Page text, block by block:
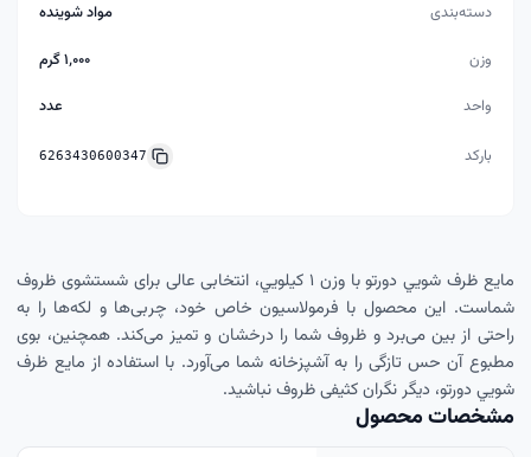
دسته‌بندی
مواد شوینده
وزن
۱٬۰۰۰ گرم
واحد
عدد
بارکد 6263430600347
مايع ظرف شويي دورتو با وزن ۱ کيلويي، انتخابی عالی برای شستشوی ظروف
شماست. این محصول با فرمولاسیون خاص خود، چربی‌ها و لکه‌ها را به
راحتی از بین می‌برد و ظروف شما را درخشان و تمیز می‌کند. همچنین، بوی
مطبوع آن حس تازگی را به آشپزخانه شما می‌آورد. با استفاده از مايع ظرف
شويي دورتو، دیگر نگران کثیفی ظروف نباشید.
مشخصات محصول